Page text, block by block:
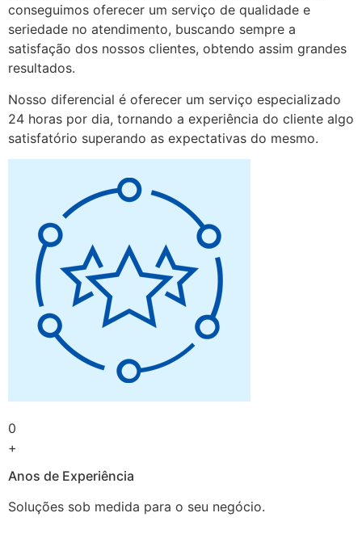
conseguimos oferecer um serviço de qualidade e
seriedade no atendimento, buscando sempre a
satisfação dos nossos clientes, obtendo assim grandes
resultados.
Nosso diferencial é oferecer um serviço especializado
24 horas por dia, tornando a experiência do cliente algo
satisfatório superando as expectativas do mesmo.
0
+
Anos de Experiência
Soluções sob medida para o seu negócio.